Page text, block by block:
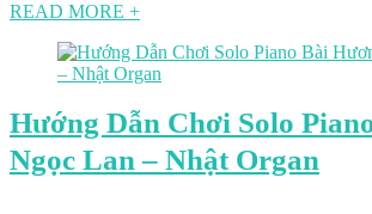
READ MORE +
Hướng Dẫn Chơi Solo
Ngọc Lan – Nhật Organ